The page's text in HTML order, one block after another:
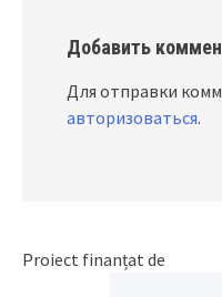
Добавить
Для отправки
авторизоваться.
Proiect finanțat de